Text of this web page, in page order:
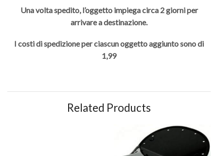
Una volta spedito, l’oggetto impiega circa 2 giorni per
arrivare a destinazione.
I costi di spedizione per ciascun oggetto aggiunto sono di
1,99
Related Products